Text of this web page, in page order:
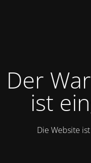
Der
ist
Die Website